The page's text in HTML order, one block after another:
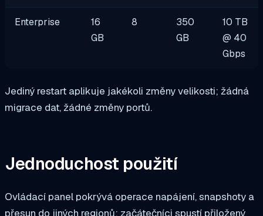
Enterprise
16
GB
8
350
GB
10 TB
@ 40
Gbps
Jediný restart aplikuje jakékoli změny velikosti; žádná
migrace dat, žádné změny portů.
Jednoduchost použití
Ovládací panel pokrývá operace napájení, snapshoty a
přesun do jiných regionů; začátečníci spustí přiložený